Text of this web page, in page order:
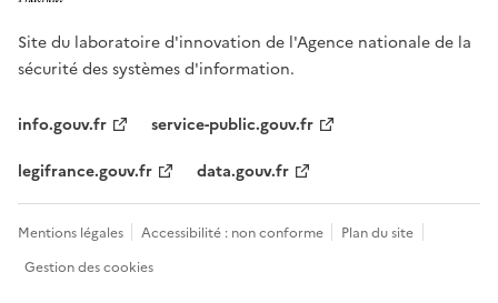
Site du laboratoire d'innovation de l'Agence nationale de la
sécurité des systèmes d'information.
info.gouv.fr
service-public.gouv.fr
legifrance.gouv.fr
data.gouv.fr
Mentions légales Accessibilité : non conforme
Plan du site
Gestion des cookies